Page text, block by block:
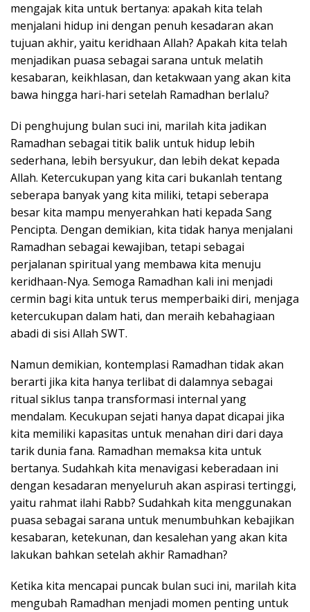
mengajak kita untuk bertanya: apakah kita telah
menjalani hidup ini dengan penuh kesadaran akan
tujuan akhir, yaitu keridhaan Allah? Apakah kita telah
menjadikan puasa sebagai sarana untuk melatih
kesabaran, keikhlasan, dan ketakwaan yang akan kita
bawa hingga hari-hari setelah Ramadhan berlalu?
Di penghujung bulan suci ini, marilah kita jadikan
Ramadhan sebagai titik balik untuk hidup lebih
sederhana, lebih bersyukur, dan lebih dekat kepada
Allah. Ketercukupan yang kita cari bukanlah tentang
seberapa banyak yang kita miliki, tetapi seberapa
besar kita mampu menyerahkan hati kepada Sang
Pencipta. Dengan demikian, kita tidak hanya menjalani
Ramadhan sebagai kewajiban, tetapi sebagai
perjalanan spiritual yang membawa kita menuju
keridhaan-Nya. Semoga Ramadhan kali ini menjadi
cermin bagi kita untuk terus memperbaiki diri, menjaga
ketercukupan dalam hati, dan meraih kebahagiaan
abadi di sisi Allah SWT.
Namun demikian, kontemplasi Ramadhan tidak akan
berarti jika kita hanya terlibat di dalamnya sebagai
ritual siklus tanpa transformasi internal yang
mendalam. Kecukupan sejati hanya dapat dicapai jika
kita memiliki kapasitas untuk menahan diri dari daya
tarik dunia fana. Ramadhan memaksa kita untuk
bertanya. Sudahkah kita menavigasi keberadaan ini
dengan kesadaran menyeluruh akan aspirasi tertinggi,
yaitu rahmat ilahi Rabb? Sudahkah kita menggunakan
puasa sebagai sarana untuk menumbuhkan kebajikan
kesabaran, ketekunan, dan kesalehan yang akan kita
lakukan bahkan setelah akhir Ramadhan?
Ketika kita mencapai puncak bulan suci ini, marilah kita
mengubah Ramadhan menjadi momen penting untuk